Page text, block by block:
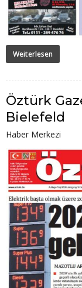
Weiterlesen
Öztürk
Bielefeld
Haber Merkezi